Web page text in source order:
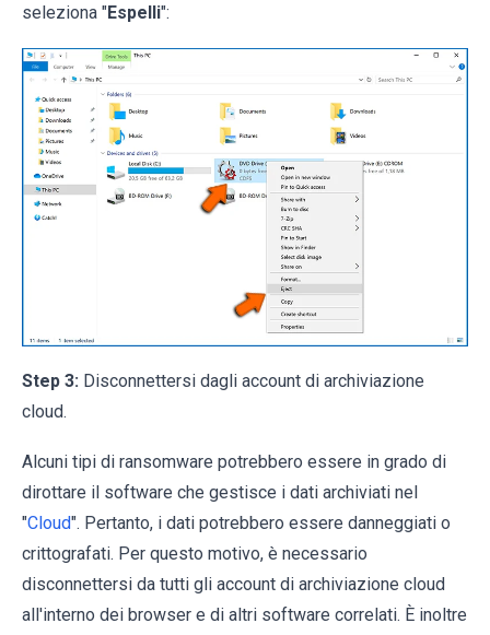
seleziona "Espelli":
Step 3: Disconnettersi dagli account di archiviazione
cloud.
Alcuni tipi di ransomware potrebbero essere in grado di
dirottare il software che gestisce i dati archiviati nel
"Cloud". Pertanto, i dati potrebbero essere danneggiati o
crittografati. Per questo motivo, è necessario
disconnettersi da tutti gli account di archiviazione cloud
all'interno dei browser e di altri software correlati. È inoltre